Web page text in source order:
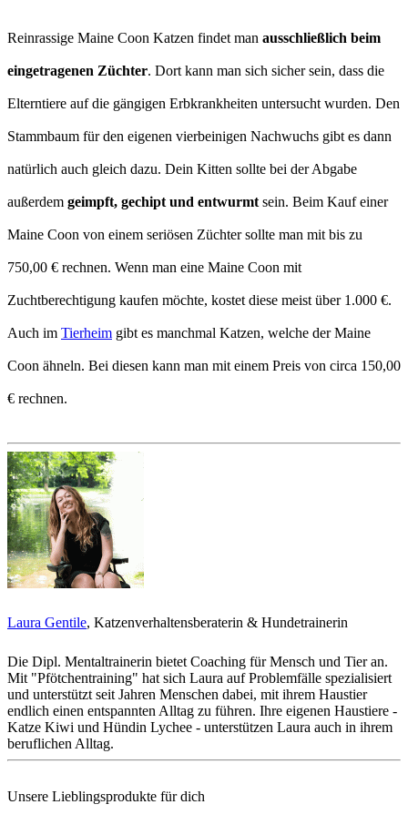
Reinrassige Maine Coon Katzen findet man ausschließlich beim
eingetragenen Züchter. Dort kann man sich sicher sein, dass die
Elterntiere auf die gängigen Erbkrankheiten untersucht wurden. Den
Stammbaum für den eigenen vierbeinigen Nachwuchs gibt es dann
natürlich auch gleich dazu. Dein Kitten sollte bei der Abgabe
außerdem geimpft, gechipt und entwurmt sein. Beim Kauf einer
Maine Coon von einem seriösen Züchter sollte man mit bis zu
750,00 € rechnen. Wenn man eine Maine Coon mit
Zuchtberechtigung kaufen möchte, kostet diese meist über 1.000 €.
Auch im Tierheim gibt es manchmal Katzen, welche der Maine
Coon ähneln. Bei diesen kann man mit einem Preis von circa 150,00
€ rechnen.
Laura Gentile, Katzenverhaltensberaterin & Hundetrainerin
Die Dipl. Mentaltrainerin bietet Coaching für Mensch und Tier an.
Mit "Pfötchentraining" hat sich Laura auf Problemfälle spezialisiert
und unterstützt seit Jahren Menschen dabei, mit ihrem Haustier
endlich einen entspannten Alltag zu führen. Ihre eigenen Haustiere -
Katze Kiwi und Hündin Lychee - unterstützen Laura auch in ihrem
beruflichen Alltag.
Unsere Lieblingsprodukte für dich